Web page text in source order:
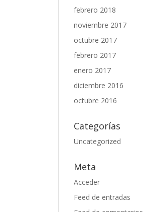
febrero 2018
noviembre 2017
octubre 2017
febrero 2017
enero 2017
diciembre 2016
octubre 2016
Categorías
Uncategorized
Meta
Acceder
Feed de entradas